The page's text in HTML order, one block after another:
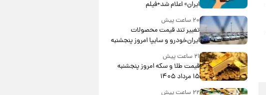
ایران» اعلام شد+فیلم
۲۰ ساعت پیش
تغییر تند قیمت محصولات
ایران‌خودرو و سایپا امروز پنجشنبه
۱۵ مرداد ۱۴۰۵ +جدول
۲۱ ساعت پیش
قیمت طلا و سکه امروز پنجشنبه
۱۵ مرداد ۱۴۰۵
۲۲ ساعت پیش